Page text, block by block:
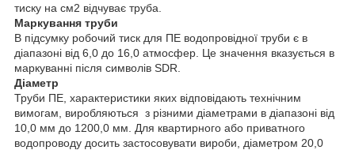
тиску на см2 відчуває труба.
Маркування труби
В підсумку робочий тиск для ПЕ водопровідної труби є в
діапазоні від 6,0 до 16,0 атмосфер. Це значення вказується в
маркуванні після символів SDR.
Діаметр
Труби ПЕ, характеристики яких відповідають технічним
вимогам, виробляються з різними діаметрами в діапазоні від
10,0 мм до 1200,0 мм. Для квартирного або приватного
водопроводу досить застосовувати вироби, діаметром 20,0